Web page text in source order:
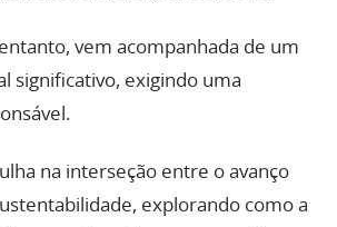
vem acompanhada de um
significativo, exigindo uma
na interseção entre o avanço
explorando como a